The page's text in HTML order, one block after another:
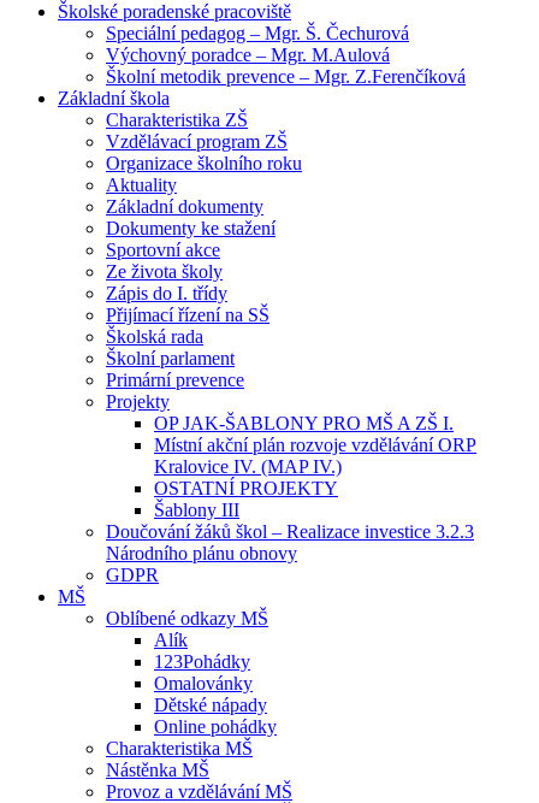
Školské poradenské pracoviště
Speciální pedagog – Mgr. Š. Čechurová
Výchovný poradce – Mgr. M.Aulová
Školní metodik prevence – Mgr. Z.Ferenčíková
Základní škola
Charakteristika ZŠ
Vzdělávací program ZŠ
Organizace školního roku
Aktuality
Základní dokumenty
Dokumenty ke stažení
Sportovní akce
Ze života školy
Zápis do I. třídy
Přijímací řízení na SŠ
Školská rada
Školní parlament
Primární prevence
Projekty
OP JAK-ŠABLONY PRO MŠ A ZŠ I.
Místní akční plán rozvoje vzdělávání ORP
Kralovice IV. (MAP IV.)
OSTATNÍ PROJEKTY
Šablony III
Doučování žáků škol – Realizace investice 3.2.3
Národního plánu obnovy
GDPR
MŠ
Oblíbené odkazy MŠ
Alík
123Pohádky
Omalovánky
Dětské nápady
Online pohádky
Charakteristika MŠ
Nástěnka MŠ
Provoz a vzdělávání MŠ